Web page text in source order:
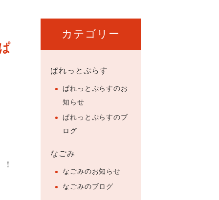
カテゴリー
ぱれっとぷらす
ぱれっとぷらすのお
知らせ
ぱれっとぷらすのブ
ログ
なごみ
なごみのお知らせ
なごみのブログ